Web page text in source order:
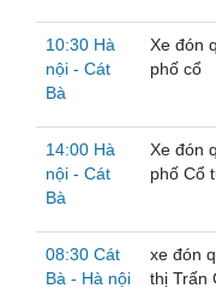
10:30 Hà
nội - Cát
Bà
Xe đón
phố cổ
14:00 Hà
nội - Cát
Bà
Xe đón
phố Cổ
08:30 Cát
Bà - Hà nội
xe đón
thị Trấn